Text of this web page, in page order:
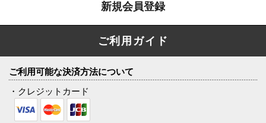
新規会員登録
ご利用ガイド
ご利用可能な決済方法について
・クレジットカード